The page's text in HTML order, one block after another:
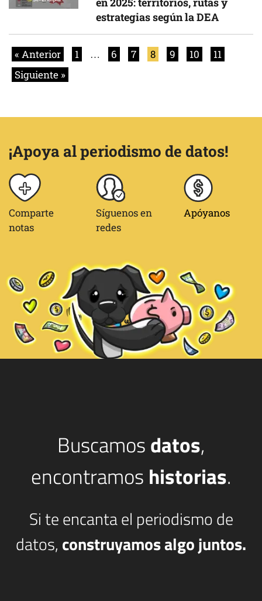
estrategias según la DEA
« Anterior 1 … 6 7 8 9 10
11
Siguiente »
¡Apoya al periodismo de datos!
Comparte
notas
Síguenos en
redes
Apóyanos
Buscamosdatos,
encontramos historias.
Si te encanta el periodismo de
datos, construyamos algo juntos.